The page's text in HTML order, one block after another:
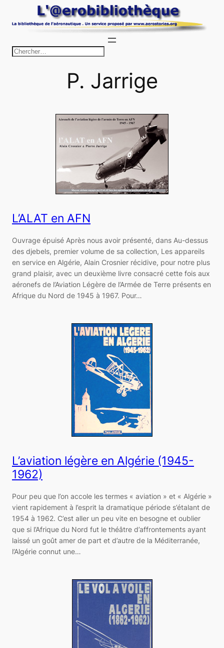
au
c
h
r
c
h
e
r
P. Jarrige
L’ALAT en AFN
Ouvrage épuisé Après nous avoir présenté, dans Au-dessus
des djebels, premier volume de sa collection, Les appareils
en service en Algérie, Alain Crosnier récidive, pour notre plus
grand plaisir, avec un deuxième livre consacré cette fois aux
aéronefs de l’Aviation Légère de l’Armée de Terre présents en
Afrique du Nord de 1945 à 1967. Pour…
L’aviation légère en Algérie (1945-
1962)
Pour peu que l’on accole les termes « aviation » et « Algérie »
vient rapidement à l’esprit la dramatique période s’étalant de
1954 à 1962. C’est aller un peu vite en besogne et oublier
que si l’Afrique du Nord fut le théâtre d’affrontements ayant
laissé un goût amer de part et d’autre de la Méditerranée,
l’Algérie connut une…